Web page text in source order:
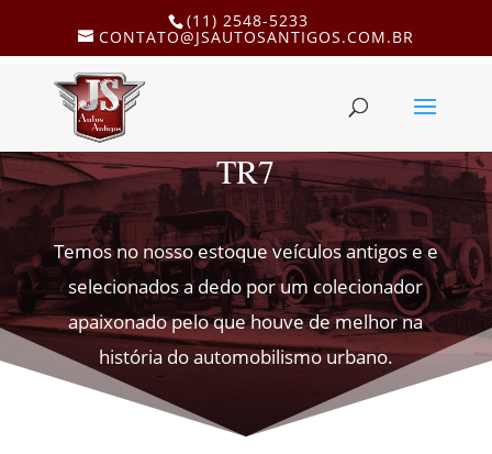
(11) 2548-5233
CONTATO@JSAUTOSANTIGOS.COM.BR
TR7
Temos no nosso estoque veículos antigos e e
selecionados a dedo por um colecionador
apaixonado pelo que houve de melhor na
história do automobilismo urbano.